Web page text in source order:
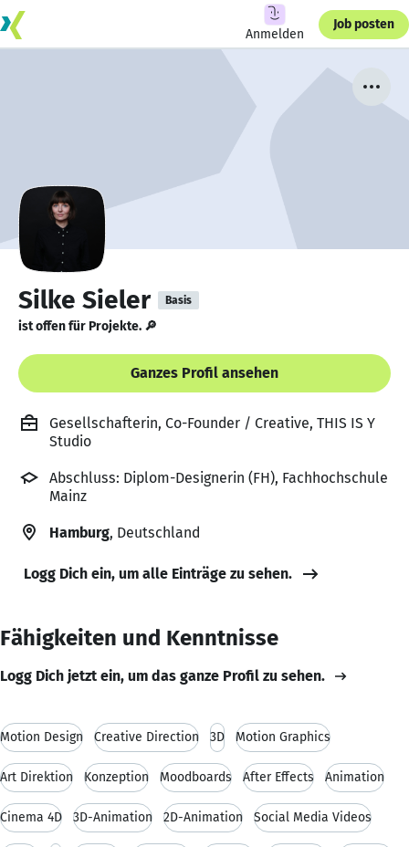
Anmelden
Job posten
Silke Sieler Basis
ist offen für Projekte. 🔎
Ganzes Profil ansehen
Gesellschafterin, Co-Founder / Creative, THIS IS Y
Studio
Abschluss: Diplom-Designerin (FH), Fachhochschule
Mainz
Hamburg, Deutschland
Logg Dich ein, um alle Einträge zu sehen.
Fähigkeiten und Kenntnisse
Logg Dich jetzt ein, um das ganze Profil zu sehen.
Motion Design Creative Direction 3D Motion Graphics
Art Direktion Konzeption Moodboards After Effects Animation
Cinema 4D 3D-Animation 2D-Animation Social Media Videos